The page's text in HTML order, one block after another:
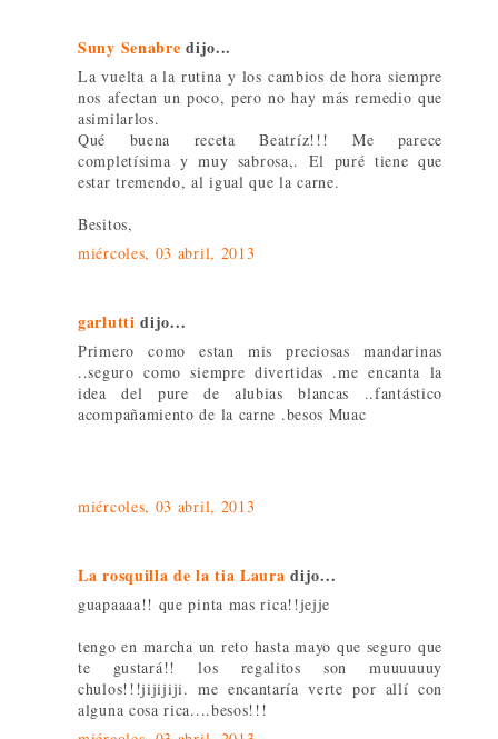
Suny Senabre dijo...
La vuelta a la rutina y los cambios de hora siempre
nos afectan un poco, pero no hay más remedio que
asimilarlos.
Qué buena receta Beatríz!!! Me parece
completísima y muy sabrosa,. El puré tiene que
estar tremendo, al igual que la carne.
Besitos,
miércoles, 03 abril, 2013
garlutti dijo...
Primero como estan mis preciosas mandarinas
..seguro como siempre divertidas .me encanta la
idea del pure de alubias blancas ..fantástico
acompañamiento de la carne .besos Muac
miércoles, 03 abril, 2013
La rosquilla de la tia Laura dijo...
guapaaaa!! que pinta mas rica!!jejje
tengo en marcha un reto hasta mayo que seguro que
te gustará!! los regalitos son muuuuuuy
chulos!!!jijijiji. me encantaría verte por allí con
alguna cosa rica....besos!!!